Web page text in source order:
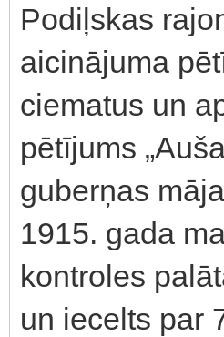
Podiļskas
aicinājuma
ciematus un
pētījums
guberņas
1915. gada
kontroles
un iecelts par